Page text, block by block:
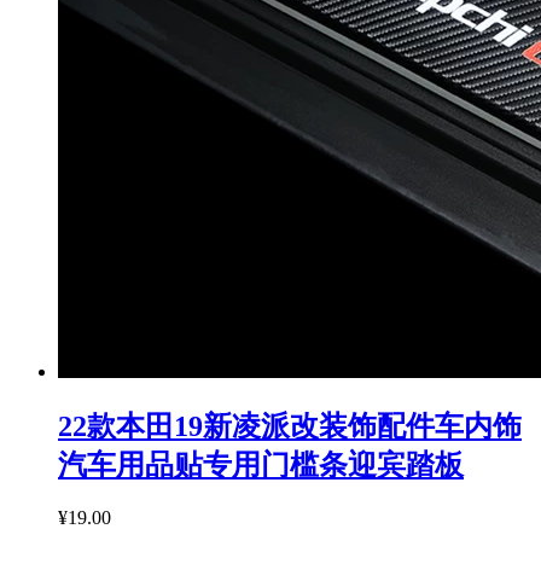
22款本田19新凌派改装饰配件车内饰
汽车用品贴专用门槛条迎宾踏板
¥19.00